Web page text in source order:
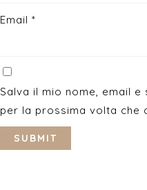
Email *
Salva il mio nome, email
per la prossima volta che